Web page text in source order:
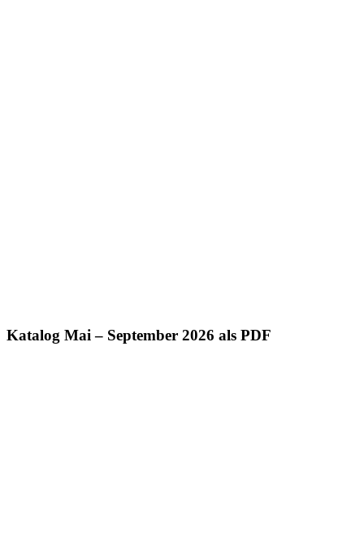
Katalog Mai – September 2026 als PDF